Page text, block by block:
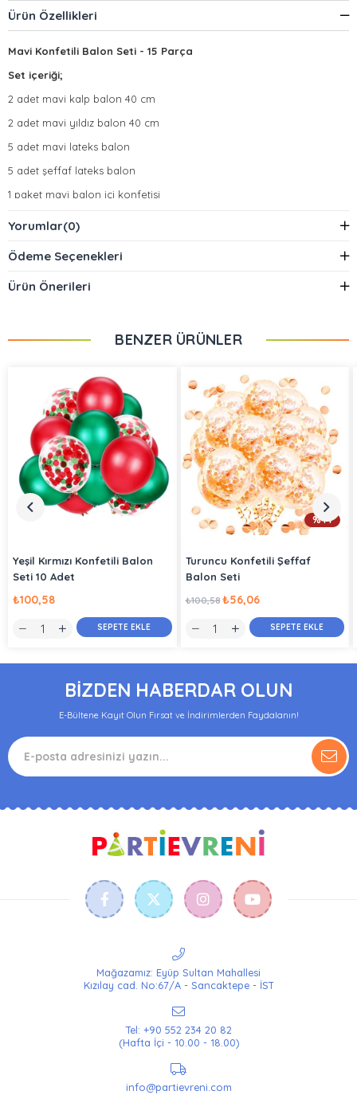
Ürün Özellikleri
Mavi Konfetili Balon Seti - 15 Parça
Set içeriği;
2 adet mavi kalp balon 40 cm
2 adet mavi yıldız balon 40 cm
5 adet mavi lateks balon
5 adet şeffaf lateks balon
1 paket mavi balon içi konfetisi
içerisine eşit miktarda doldurduktan sonra şişiriniz.
Yorumlar(0)
Ödeme Seçenekleri
Ürün Önerileri
BENZER ÜRÜNLER
Yeşil Kırmızı Konfetili Balon
Seti 10 Adet
₺100,58
SEPETE EKLE
Turuncu Konfetili Şeffaf
Balon Seti
₺56,06
₺100,58
SEPETE EKLE
%44
BİZDEN HABERDAR OLUN
E-Bültene Kayıt Olun Fırsat ve İndirimlerden Faydalanın!
Mağazamız: Eyüp Sultan Mahallesi
Kızılay cad. No:67/A - Sancaktepe - İST
Tel: +90 552 234 20 82
(Hafta İçi - 10.00 - 18.00)
info@partievreni.com